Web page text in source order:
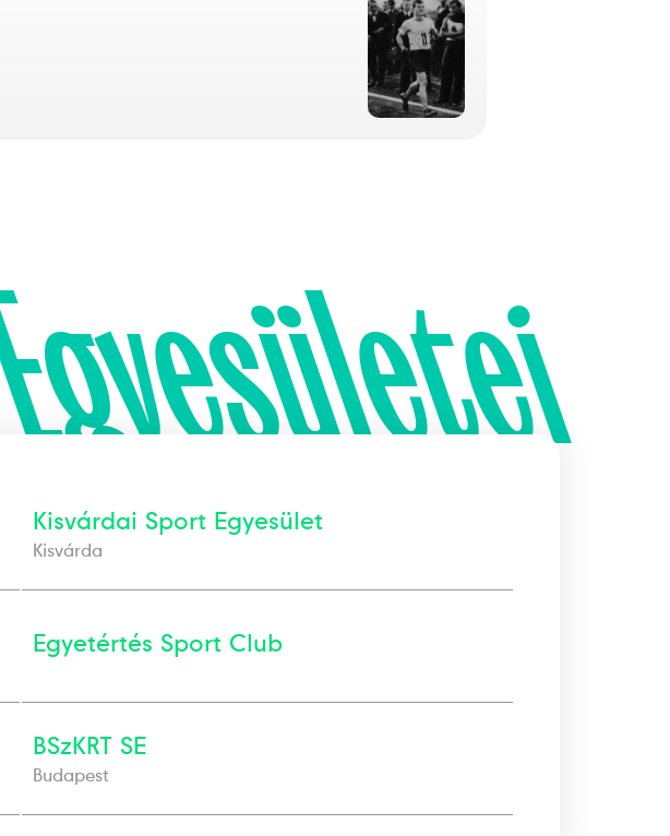
Egyesületei
Kisvárdai Sport Egyesület
Kisvárda
Egyetértés Sport Club
BSzKRT SE
Budapest